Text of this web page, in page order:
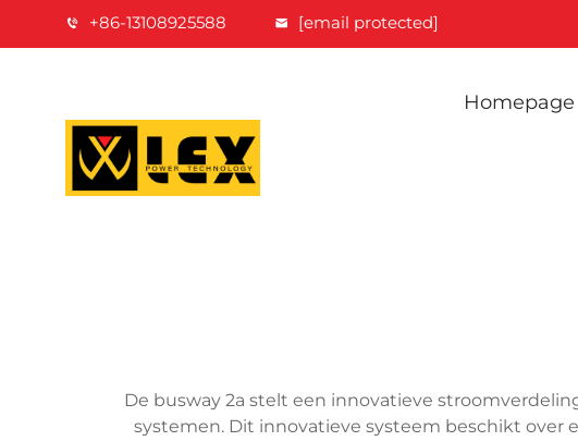
+86-13108925588 [email protected]
Homepage
De busway 2a stelt een innovatieve
systemen. Dit innovatieve systeem beschikt